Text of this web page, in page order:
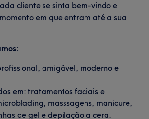
cliente se sinta bem-vindo e
em que entram até a sua
amigável, moderno e
em: tratamentos faciais e
masssagens, manicure,
de gel e depilação a cera.